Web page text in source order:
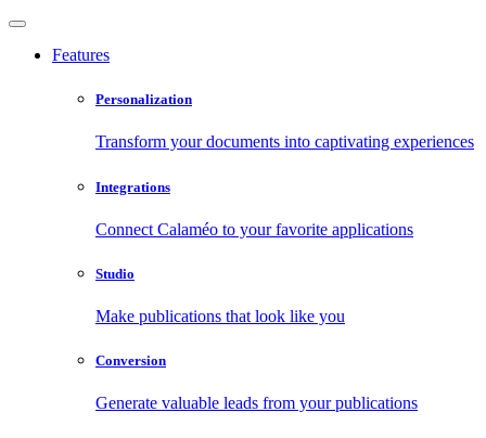
Features
Personalization
Transform your documents into captivating experiences
Integrations
Connect Calaméo to your favorite applications
Studio
Make publications that look like you
Conversion
Generate valuable leads from your publications